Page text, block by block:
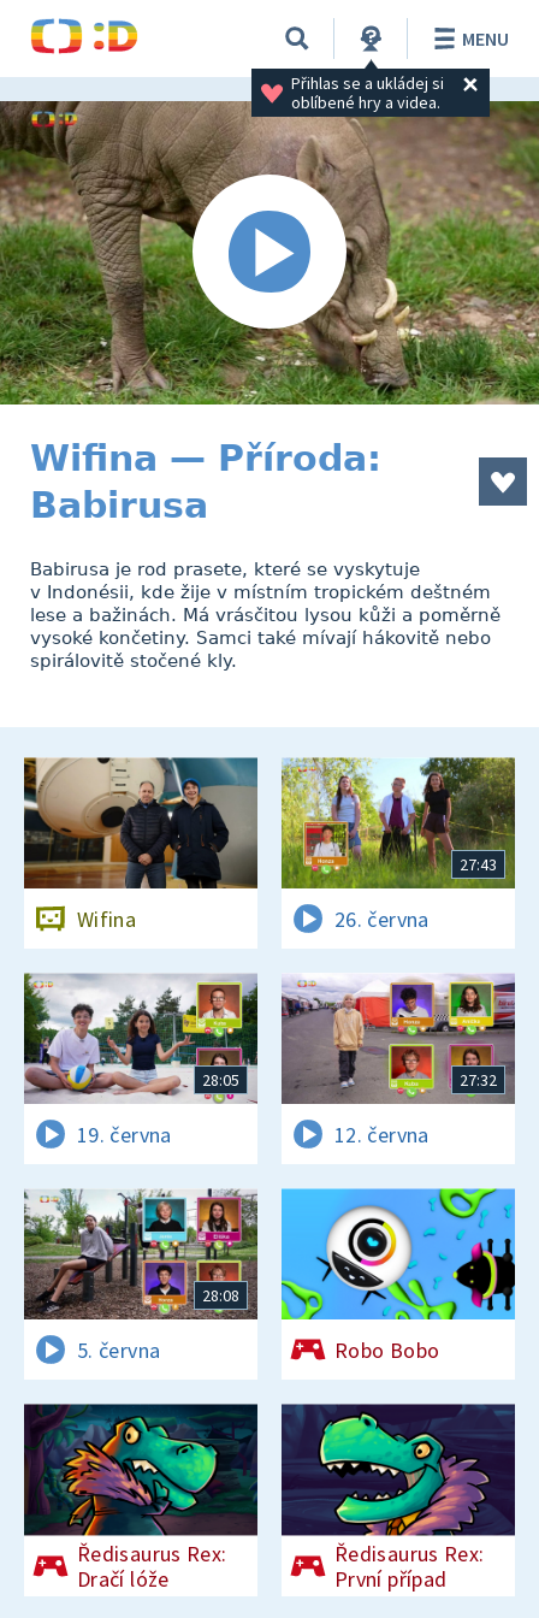
Přihlas se a ukládej si
oblíbené hry a videa.
MENU
Wifina — Příroda:
Babirusa
Babirusa je rod prasete, které se vyskytuje
v Indonésii, kde žije v místním tropickém deštném
lese a bažinách. Má vrásčitou lysou kůži a poměrně
vysoké končetiny. Samci také mívají hákovitě nebo
spirálovitě stočené kly.
Wifina
27:43
26. června
28:05
19. června
27:32
12. června
28:08
5. června Robo Bobo
Ředisaurus Rex:
Dračí lóže
Ředisaurus Rex:
První případ